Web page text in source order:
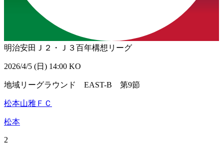
明治安田Ｊ２・Ｊ３百年構想リーグ
2026/4/5 (日) 14:00 KO
地域リーグラウンド EAST-B 第9節
松本山雅ＦＣ
松本
2